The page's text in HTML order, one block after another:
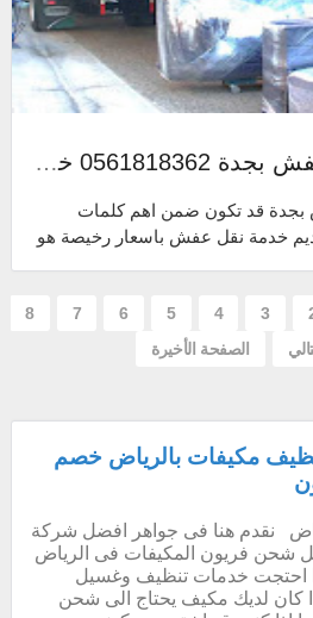
افضل شركة نقل عفش بجدة 0561818362 خصم 30% فك تركيب تغليف دينا نقل عفش بجده مغلقة
ارخص شركات نقل العفش بجدة قد تكون ضمن اهم كلمات
خدمة نقل عفش باسعار رخيصة هو
3
4
5
6
7
8
الصفحة الأخيرة
مكيفات بالرياض خصم
نقدم هنا فى جواهر افضل شركة
شحن فريون المكيفات فى الرياض
احتجت خدمات تنظيف وغسيل
كان لديك مكيف يحتاج الى شحن